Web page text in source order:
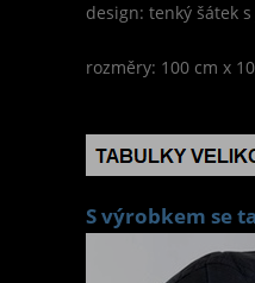
design: tenký šátek
rozměry: 100 cm x
S výrobkem se